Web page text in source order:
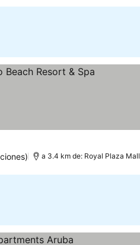
a 3.4 km de: Royal Plaza Mall